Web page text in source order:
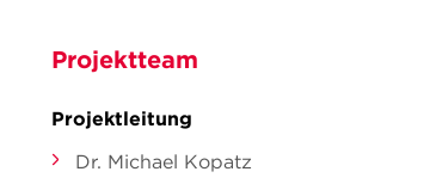
Projektteam
Projektleitung
Dr. Michael Kopatz